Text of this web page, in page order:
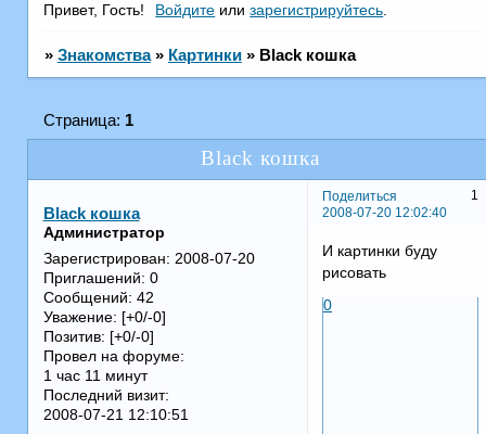
Привет, Гость! Войдите илизарегистрируйтесь
» Знакомства » Картинки » Black кошка
Black кошка
Страница: 1
Поделиться
1
2008-07-20 12:02:40
Black кошка
Администратор
Зарегистрирован: 2008-07-20
Приглашений: 0
Сообщений: 42
Уважение: [+0/-0]
Позитив: [+0/-0]
Провел на форуме:
1 час 11 минут
Последний визит:
2008-07-21 12:10:51
И картинки буду
рисовать
0